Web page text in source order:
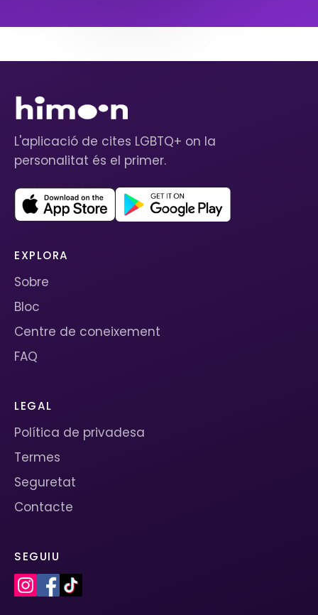
L'aplicació de cites LGBTQ+ on la
personalitat és el primer.
EXPLORA
Sobre
Bloc
Centre de coneixement
FAQ
LEGAL
Política de privadesa
Termes
Seguretat
Contacte
SEGUIU